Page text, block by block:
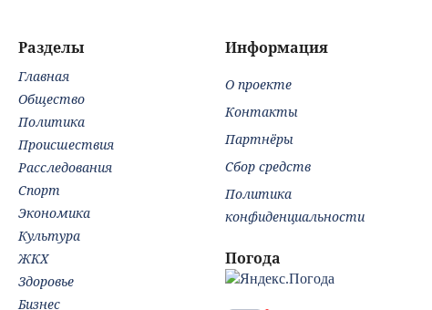
Разделы
Главная
Общество
Политика
Происшествия
Расследования
Спорт
Экономика
Культура
ЖКХ
Здоровье
Бизнес
Информация
О проекте
Контакты
Партнёры
Сбор средств
Политика
конфиденциальности
Погода